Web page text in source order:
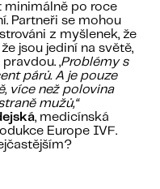
minimálně po roce
Partneři se mohou
z myšlenek, že
jsou jediní na světě,
„Problémy s
párů. A je pouze
více než polovina
mužů,“
, medicínská
Europe IVF.